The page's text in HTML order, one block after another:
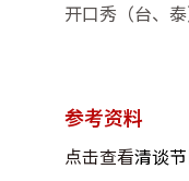
开口秀（台、
参考资料
点击查看清谈